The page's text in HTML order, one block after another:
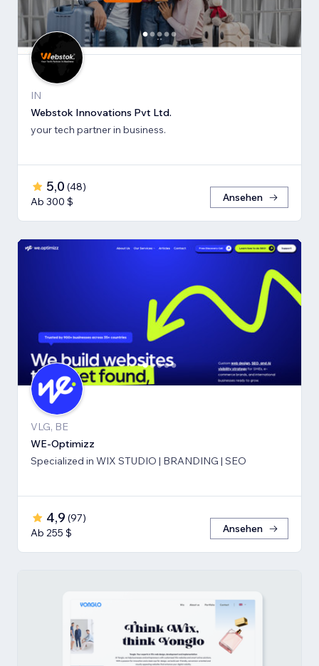
IN
Webstok Innovations Pvt Ltd.
your tech partner in business.
5,0 (48)
Ab 300 $
Ansehen
VLG, BE
WE-Optimizz
Specialized in WIX STUDIO | BRANDING | SEO
4,9 (97)
Ab 255 $
Ansehen